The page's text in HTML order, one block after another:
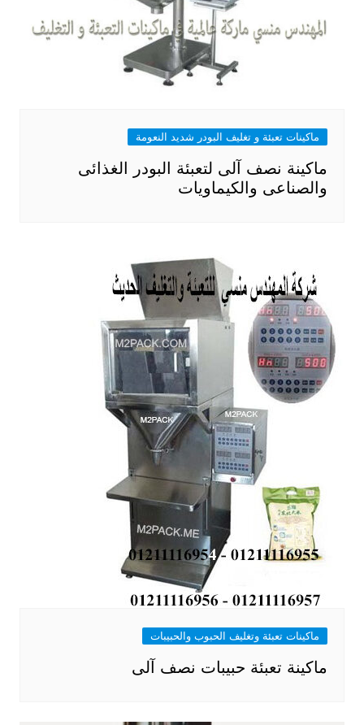
ماكينات تعبئة و تغليف البودر شديد النعومة
ماكينة نصف آلى لتعبئة البودر الغذائى
والصناعى والكيماويات
ماكينات تعبئة وتغليف الحبوب والحبيبات
ماكينة تعبئة حبيبات نصف آلى